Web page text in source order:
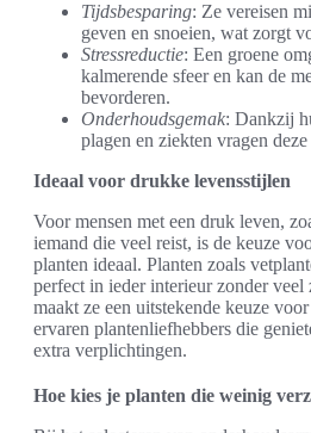
Tijdsbesparing: Ze vereisen
geven en snoeien, wat zorgt
Stressreductie: Een groene
kalmerende sfeer en kan de
bevorderen.
Onderhoudsgemak: Dankzij
plagen en ziekten vragen
Ideaal voor drukke levensstijlen
Voor mensen met een druk leven,
iemand die veel reist, is de keuze
planten ideaal. Planten zoals
perfect in ieder interieur zonder veel
maakt ze een uitstekende keuze
ervaren plantenliefhebbers die
extra verplichtingen.
Hoe kies je planten die weinig